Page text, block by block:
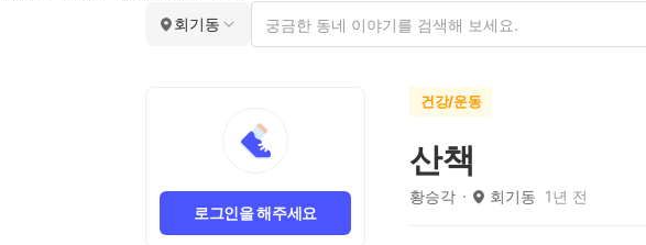
회기동
로그인을 해주세요
건강/운동
산책
황승각 회기동 1년 전